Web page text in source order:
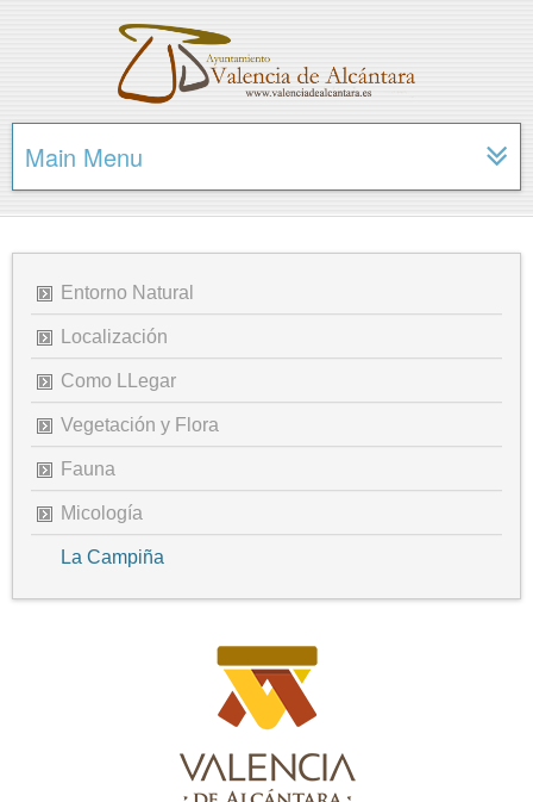
Main Menu
Entorno Natural
Localización
Como LLegar
Vegetación y Flora
Fauna
Micología
La Campiña